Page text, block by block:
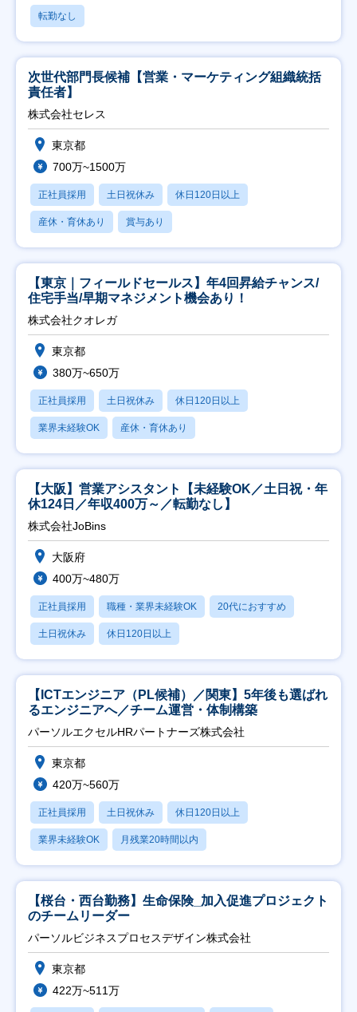
転勤なし
次世代部門長候補【営業・マーケティング組織統括
責任者】
株式会社セレス
東京都
700万~1500万
正社員採用 土日祝休み 休日120日以上
産休・育休あり 賞与あり
【東京｜フィールドセールス】年4回昇給チャンス/
住宅手当/早期マネジメント機会あり！
株式会社クオレガ
東京都
380万~650万
正社員採用 土日祝休み 休日120日以上
業界未経験OK 産休・育休あり
【大阪】営業アシスタント【未経験OK／土日祝・年
休124日／年収400万～／転勤なし】
株式会社JoBins
大阪府
400万~480万
正社員採用 職種・業界未経験OK 20代におすすめ
土日祝休み 休日120日以上
【ICTエンジニア（PL候補）／関東】5年後も選ばれ
るエンジニアへ／チーム運営・体制構築
パーソルエクセルHRパートナーズ株式会社
東京都
420万~560万
正社員採用 土日祝休み 休日120日以上
業界未経験OK 月残業20時間以内
【桜台・西台勤務】生命保険_加入促進プロジェクト
のチームリーダー
パーソルビジネスプロセスデザイン株式会社
東京都
422万~511万